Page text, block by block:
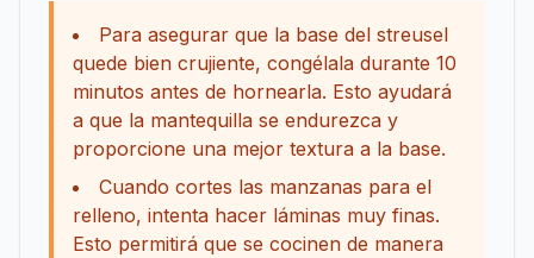
Para asegurar que la base del streusel
quede bien crujiente, congélala durante 10
minutos antes de hornearla. Esto ayudará
a que la mantequilla se endurezca y
proporcione una mejor textura a la base.
Cuando cortes las manzanas para el
relleno, intenta hacer láminas muy finas.
Esto permitirá que se cocinen de manera